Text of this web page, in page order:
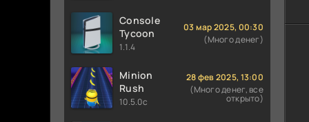
Console
Tycoon
1.1.4
03 мар 2025, 00:30
(Много денег)
Minion
Rush
10.5.0c
28 фев 2025, 13:00
(Много денег, все
открыто)